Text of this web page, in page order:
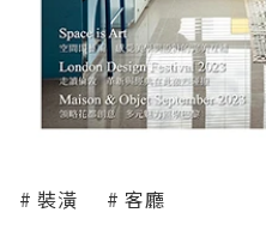
裝潢 客廳